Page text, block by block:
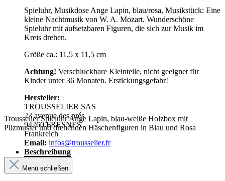
Trousselier Spieluhr Ange Lapin, blau-weiße Holzbox mit
Pilzmuster und drehenden Häschenfiguren in Blau und Rosa
Spieluhr, Musikdose Ange Lapin, blau/rosa, Musikstück: Eine
kleine Nachtmusik von W. A. Mozart. Wunderschöne
Spieluhr mit aufsetzbaren Figuren, die sich zur Musik im
Kreis drehen.
Größe ca.: 11,5 x 11,5 cm
Achtung! Verschluckbare Kleinteile, nicht geeignet für
Kinder unter 36 Monaten. Erstickungsgefahr!
Hersteller:
TROUSSELIER SAS
23 avenue des prés
94260 FRESNES
Frankreich
Email: infos@trousselier.fr
Beschreibung
Menü schließen